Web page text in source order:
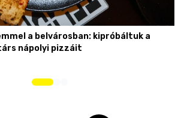
a belvárosban: kipróbáltuk a
nápolyi pizzáit